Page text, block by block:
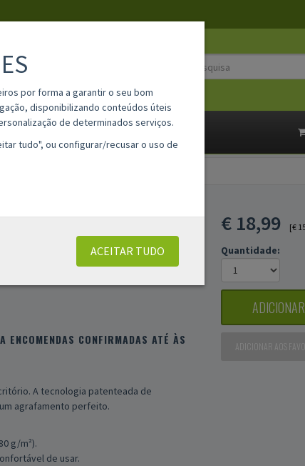
CONTACTOS
0 COMENTÁRIOS
ENCOMENDAS CONFIRMADAS ATÉ ÀS
A tecnologia patenteada de
agrafamento perfeito.
g/m²).
de usar.
€ 18,99 [€
Quantidade:
ADICIONAR AOS
por forma a garantir o seu bom
disponibilizando conteúdos úteis
de determinados serviços.
tudo", ou configurar/recusar o uso de
ACEITAR TUDO